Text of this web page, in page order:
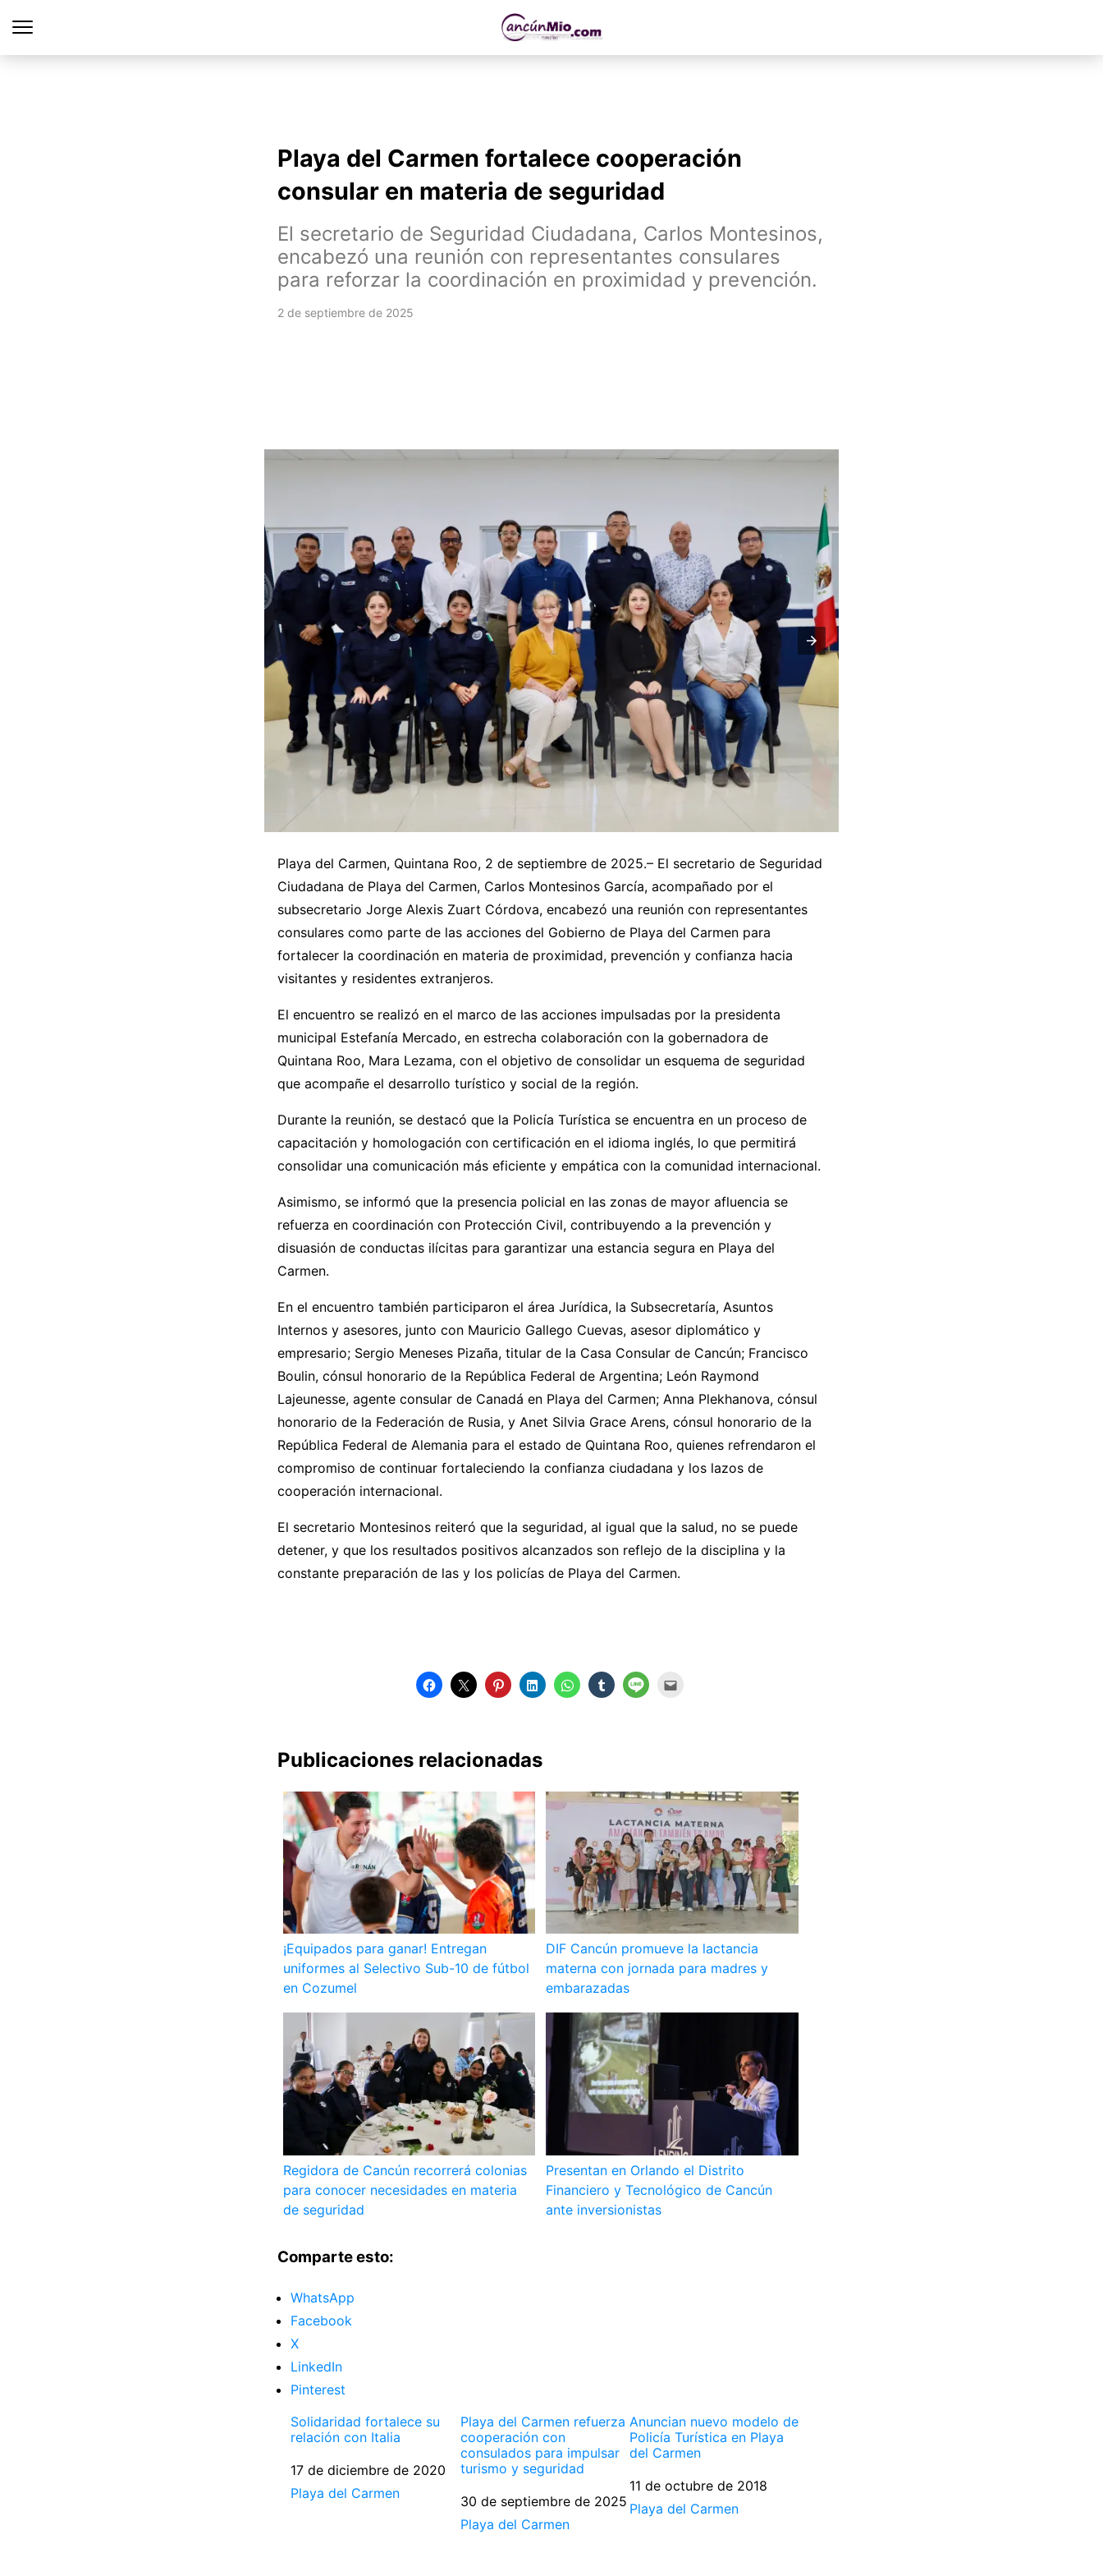
Playa del Carmen fortalece cooperación
consular en materia de seguridad
El secretario de Seguridad Ciudadana, Carlos Montesinos,
encabezó una reunión con representantes consulares
para reforzar la coordinación en proximidad y prevención.
2 de septiembre de 2025
Playa del Carmen, Quintana Roo, 2 de septiembre de 2025.– El secretario de Seguridad
Ciudadana de Playa del Carmen, Carlos Montesinos García, acompañado por el
subsecretario Jorge Alexis Zuart Córdova, encabezó una reunión con representantes
consulares como parte de las acciones del Gobierno de Playa del Carmen para
fortalecer la coordinación en materia de proximidad, prevención y confianza hacia
visitantes y residentes extranjeros.
El encuentro se realizó en el marco de las acciones impulsadas por la presidenta
municipal Estefanía Mercado, en estrecha colaboración con la gobernadora de
Quintana Roo, Mara Lezama, con el objetivo de consolidar un esquema de seguridad
que acompañe el desarrollo turístico y social de la región.
Durante la reunión, se destacó que la Policía Turística se encuentra en un proceso de
capacitación y homologación con certificación en el idioma inglés, lo que permitirá
consolidar una comunicación más eficiente y empática con la comunidad internacional.
Asimismo, se informó que la presencia policial en las zonas de mayor afluencia se
refuerza en coordinación con Protección Civil, contribuyendo a la prevención y
disuasión de conductas ilícitas para garantizar una estancia segura en Playa del
Carmen.
En el encuentro también participaron el área Jurídica, la Subsecretaría, Asuntos
Internos y asesores, junto con Mauricio Gallego Cuevas, asesor diplomático y
empresario; Sergio Meneses Pizaña, titular de la Casa Consular de Cancún; Francisco
Boulin, cónsul honorario de la República Federal de Argentina; León Raymond
Lajeunesse, agente consular de Canadá en Playa del Carmen; Anna Plekhanova, cónsul
honorario de la Federación de Rusia, y Anet Silvia Grace Arens, cónsul honorario de la
República Federal de Alemania para el estado de Quintana Roo, quienes refrendaron el
compromiso de continuar fortaleciendo la confianza ciudadana y los lazos de
cooperación internacional.
El secretario Montesinos reiteró que la seguridad, al igual que la salud, no se puede
detener, y que los resultados positivos alcanzados son reflejo de la disciplina y la
constante preparación de las y los policías de Playa del Carmen.
Publicaciones relacionadas
¡Equipados para ganar! Entregan
uniformes al Selectivo Sub-10 de fútbol
en Cozumel
DIF Cancún promueve la lactancia
materna con jornada para madres y
embarazadas
Regidora de Cancún recorrerá colonias
para conocer necesidades en materia
de seguridad
Presentan en Orlando el Distrito
Financiero y Tecnológico de Cancún
ante inversionistas
Comparte esto:
WhatsApp
Facebook
X
LinkedIn
Pinterest
Solidaridad fortalece su
relación con Italia
Fecha
17 de diciembre de 2020
Respecto a
Playa del Carmen
Playa del Carmen refuerza
cooperación con
consulados para impulsar
turismo y seguridad
Fecha
30 de septiembre de 2025
Respecto a
Playa del Carmen
Anuncian nuevo modelo de
Policía Turística en Playa
del Carmen
Fecha
11 de octubre de 2018
Respecto a
Playa del Carmen